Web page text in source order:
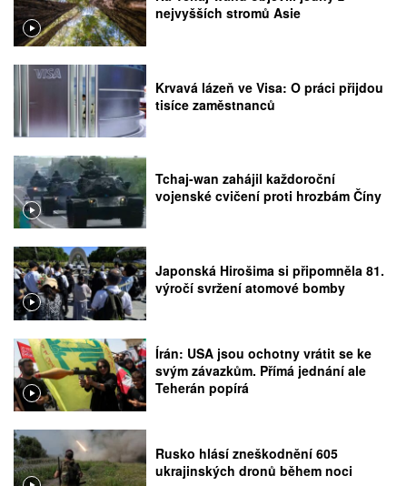
nejvyšších stromů Asie
Krvavá lázeň ve Visa: O práci přijdou
tisíce zaměstnanců
Tchaj-wan zahájil každoroční
vojenské cvičení proti hrozbám Číny
Japonská Hirošima si připomněla 81.
výročí svržení atomové bomby
Írán: USA jsou ochotny vrátit se ke
svým závazkům. Přímá jednání ale
Teherán popírá
Rusko hlásí zneškodnění 605
ukrajinských dronů během noci